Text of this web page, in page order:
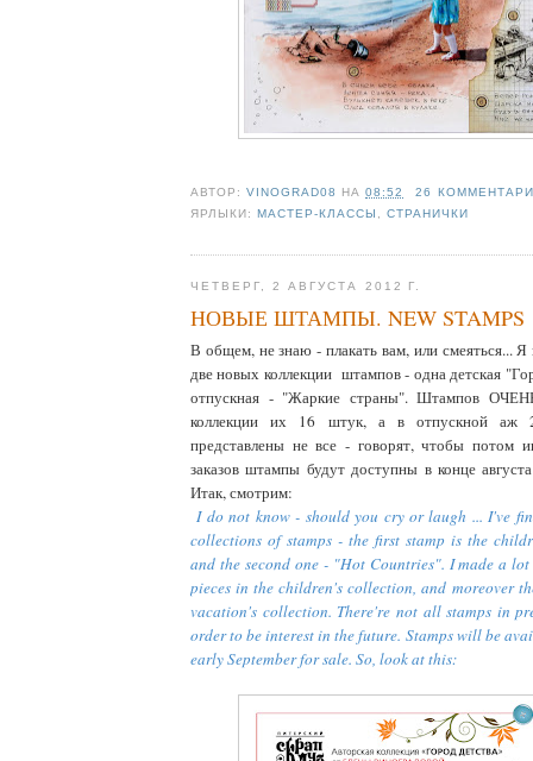
АВТОР:VINOGRAD08 НА08:52
26
ЯРЛЫКИ:МАСТЕР-КЛАССЫ ,СТРАНИЧКИ
ЧЕТВЕРГ, 2 АВГУСТА 2012 Г.
НОВЫЕ ШТАМПЫ. NEW STAMPS
В общем, не знаю - плакать вам, или смеяться...
две новых коллекции штампов - одна детская
отпускная - "Жаркие страны". Штампов
коллекции их 16 штук, а в отпускной аж
представлены не все - говорят, чтобы потом
заказов штампы будут доступны в конце
Итак, смотрим:
I do not know - should you cry or laugh ... I've
collections of stamps - the first stamp is the
and the second one - "Hot Countries". I made a
pieces in the children's collection, and moreover
vacation's collection. There're not all stamps in
order to be interest in the future. Stamps will be
early September for sale. So, look at this: